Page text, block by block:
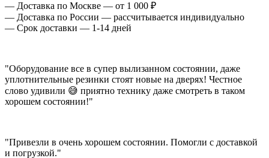
— Доставка по Москве — от 1 000 ₽
— Доставка по России — рассчитывается индивидуально
— Срок доставки — 1-14 дней
"Оборудование все в супер вылизанном состоянии, даже
уплотнительные резинки стоят новые на дверях! Честное
слово удивили 😅 приятно технику даже смотреть в таком
хорошем состоянии!"
"Привезли в очень хорошем состоянии. Помогли с доставкой
и погрузкой."